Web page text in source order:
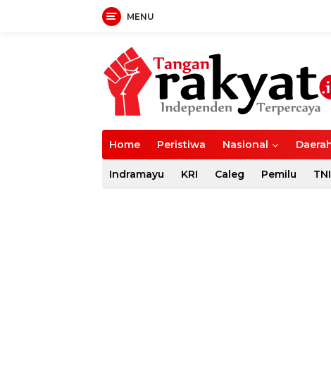
MENU
Home Peristiwa Nasional
Indramayu KRI Caleg Pemilu TNI